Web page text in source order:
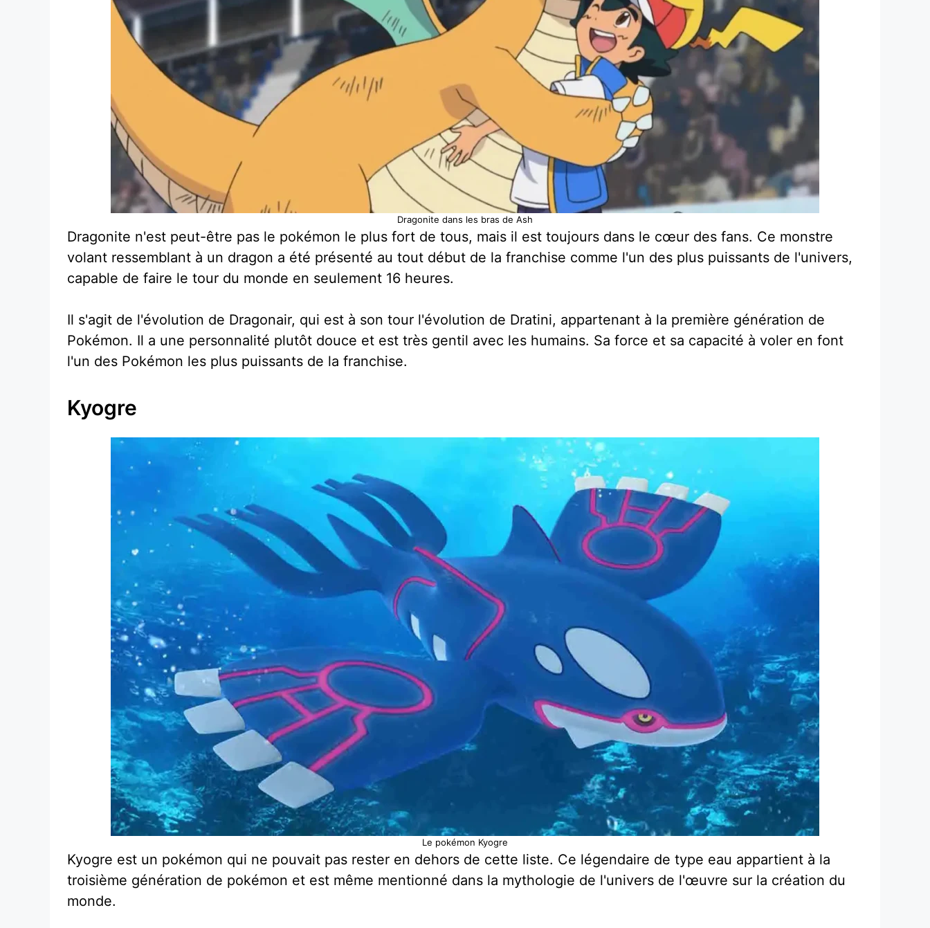
Dragonite dans les bras de Ash
Dragonite n'est peut-être pas le pokémon le plus fort de tous, mais il est toujours dans le cœur des fans. Ce monstre
volant ressemblant à un dragon a été présenté au tout début de la franchise comme l'un des plus puissants de l'univers,
capable de faire le tour du monde en seulement 16 heures.
Il s'agit de l'évolution de Dragonair, qui est à son tour l'évolution de Dratini, appartenant à la première génération de
Pokémon. Il a une personnalité plutôt douce et est très gentil avec les humains. Sa force et sa capacité à voler en font
l'un des Pokémon les plus puissants de la franchise.
Kyogre
Le pokémon Kyogre
Kyogre est un pokémon qui ne pouvait pas rester en dehors de cette liste. Ce légendaire de type eau appartient à la
troisième génération de pokémon et est même mentionné dans la mythologie de l'univers de l'œuvre sur la création du
monde.